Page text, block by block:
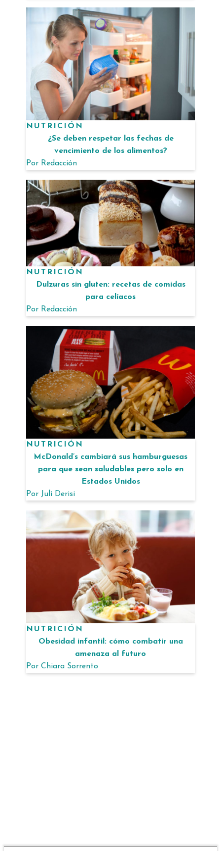
NUTRICIÓN
¿Se deben respetar las fechas de
vencimiento de los alimentos?
Por Redacción
NUTRICIÓN
Dulzuras sin gluten: recetas de comidas
para celíacos
Por Redacción
NUTRICIÓN
McDonald’s cambiará sus hamburguesas
para que sean saludables pero solo en
Estados Unidos
Por Juli Derisi
NUTRICIÓN
Obesidad infantil: cómo combatir una
amenaza al futuro
Por Chiara Sorrento